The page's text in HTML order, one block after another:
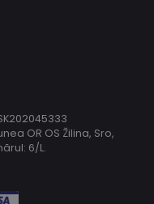
OR OS Žilina, Sro,
6/L.